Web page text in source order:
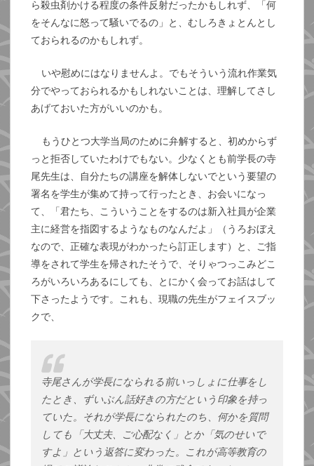
ら殺虫剤かける程度の条件反射だったかもしれず、「何
をそんなに怒って騒いでるの」と、むしろきょとんとし
ておられるのかもしれず。
いや慰めにはなりませんよ。でもそういう流れ作業気
分でやっておられるかもしれないことは、理解してさし
あげておいた方がいいのかも。
もうひとつ大学当局のために弁解すると、初めからず
っと拒否していたわけでもない。少なくとも前学長の寺
尾先生は、自分たちの講座を解体しないでという要望の
署名を学生が集めて持って行ったとき、お会いになっ
て、「君たち、こういうことをするのは新入社員が企業
主に経営を指図するようなものなんだよ」（うろおぼえ
なので、正確な表現がわかったら訂正します）と、ご指
導をされて学生を帰されたそうで、そりゃつっこみどこ
ろがいろいろあるにしても、とにかく会ってお話はして
下さったようです。これも、現職の先生がフェイスブッ
クで、
寺尾さんが学長になられる前いっしょに仕事をし
たとき、ずいぶん話好きの方だという印象を持っ
ていた。それが学長になられたのち、何かを質問
しても「大丈夫、ご心配なく」とか「気のせいで
すよ」という返答に変わった。これが高等教育の